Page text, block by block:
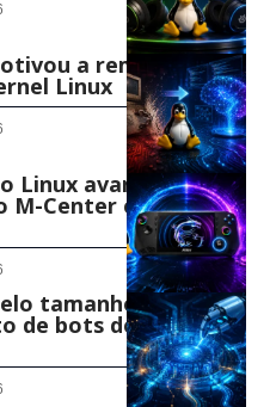
a remoção de
Linux
Linux avança com
M-Center e correção
tamanho e levanta
de bots de IA no